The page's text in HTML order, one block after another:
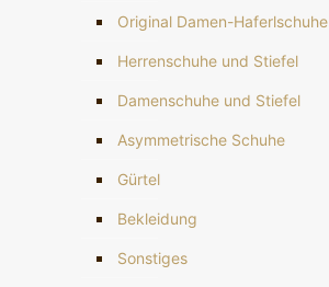
Original Damen-Haferlschuhe
Herrenschuhe und Stiefel
Damenschuhe und Stiefel
Asymmetrische Schuhe
Gürtel
Bekleidung
Sonstiges